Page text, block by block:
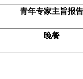
青年专家主旨报告
晚餐